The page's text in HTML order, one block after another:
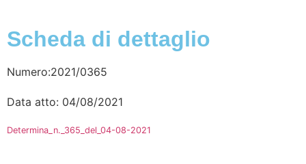
Scheda di dettaglio
Numero:2021/0365
Data atto: 04/08/2021
Determina_n._365_del_04-08-2021